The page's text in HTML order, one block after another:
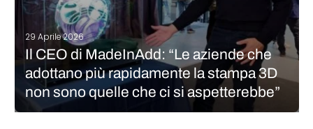
29 Aprile 2026
Il CEO di MadeInAdd: “Le aziende che
adottano più rapidamente la stampa 3D
non sono quelle che ci si aspetterebbe”